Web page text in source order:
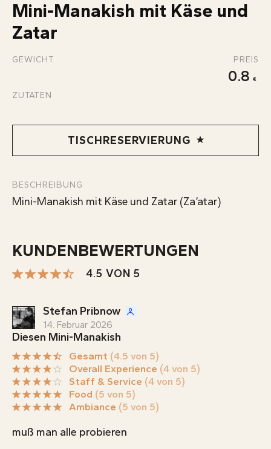
KONTAKT
INFOS
Mini-Manakish mit Käse und
Zatar
GEWICHT PREIS
0.8
ZUTATEN
TISCHRESERVIERUNG
BESCHREIBUNG
Mini-Manakish mit Käse und Zatar (Za’atar)
KUNDENBEWERTUNGEN
4.5 VON 5
Stefan Pribnow
14. Februar 2026
Diesen Mini-Manakish
Gesamt (4.5 von 5)
Overall Experience (4 von 5)
Staff & Service (4 von 5)
Food (5 von 5)
Ambiance (5 von 5)
muß man alle probieren